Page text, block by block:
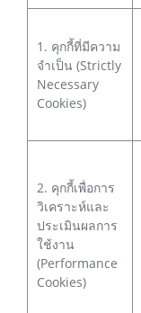
1. คุกกี้ที่มีความ
จำเป็น (Strictly
Necessary
Cookies)
2. คุกกี้เพื่อการ
วิเคราะห์และ
ประเมินผลการ
ใช้งาน
(Performance
Cookies)